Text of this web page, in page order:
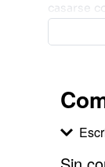
casarse
negocio
severo
en Laura